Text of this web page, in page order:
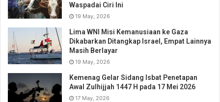
Waspadai Ciri Ini
19 May, 2026
Lima WNI Misi Kemanusiaan ke Gaza
Dikabarkan Ditangkap Israel, Empat Lainnya
Masih Berlayar
19 May, 2026
Kemenag Gelar Sidang Isbat Penetapan
Awal Zulhijjah 1447 H pada 17 Mei 2026
17 May, 2026